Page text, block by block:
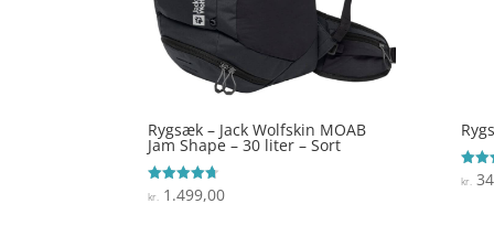
Rygsæk – Jack Wolfskin MOAB
Jam Shape – 30 liter – Sort
Vurderet
4.7
kr. 1.499,00
4.5
kr.